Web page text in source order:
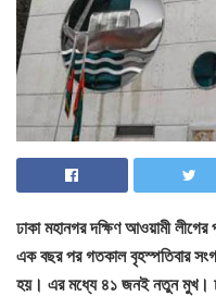
ঢাকা মহানগর দক্ষিণ আওয়ামী লীগের
এক বছর পর গতকাল বৃহস্পতিবার
হয়। এর মধ্যে ৪১ জনই নতুন মুখ।